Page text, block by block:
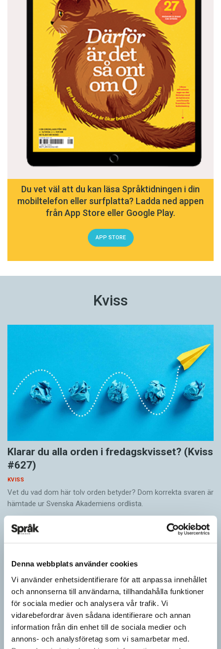
Denna webbplats använder cookies
Vi använder enhetsidentifierare för att anpassa innehållet
och annonserna till användarna, tillhandahålla funktioner
för sociala medier och analysera vår trafik. Vi
vidarebefordrar även sådana identifierare och annan
information från din enhet till de sociala medier och
annons- och analysföretag som vi samarbetar med.
Du vet väl att du kan läsa Språktidningen i din
mobiltelefon eller surfplatta? Ladda ned appen
från App Store eller Google Play.
APP STORE
Kviss
Klarar du alla orden i fredagskvisset? (Kviss
#627)
KVISS
Vet du vad dom här tolv orden betyder? Dom korrekta svaren är
hämtade ur Svenska Akademiens ordlista.